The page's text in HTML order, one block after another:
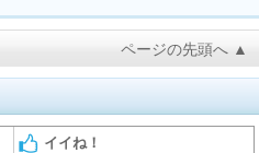
ページの先頭へ ▲
イイね！